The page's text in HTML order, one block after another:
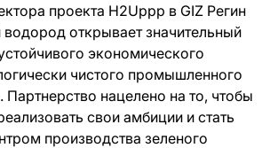
проекта H2Uppp в GIZ Регин
открывает значительный
экономического
чистого промышленного
Партнерство нацелено на то, чтобы
свои амбиции и стать
производства зеленого